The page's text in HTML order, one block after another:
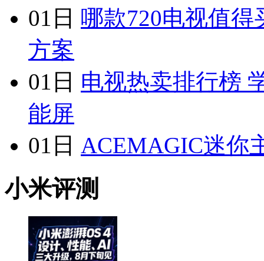
01日 哪款720电视值
方案
01日 电视热卖排行榜
能屏
01日 ACEMAGIC迷你
小米评测